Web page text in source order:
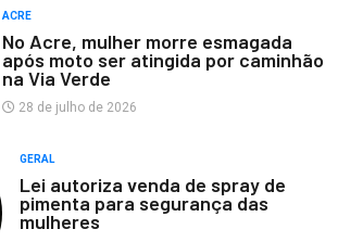
ACRE
No Acre, mulher morre esmagada
após moto ser atingida por caminhão
na Via Verde
28 de julho de 2026
GERAL
Lei autoriza venda de spray de
pimenta para segurança das
mulheres